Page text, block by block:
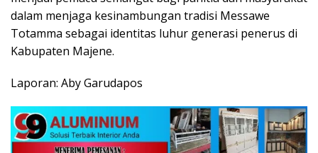
dalam menjaga kesinambungan tradisi Messawe
Totamma sebagai identitas luhur generasi penerus di
Kabupaten Majene.
Laporan: Aby Garudapos